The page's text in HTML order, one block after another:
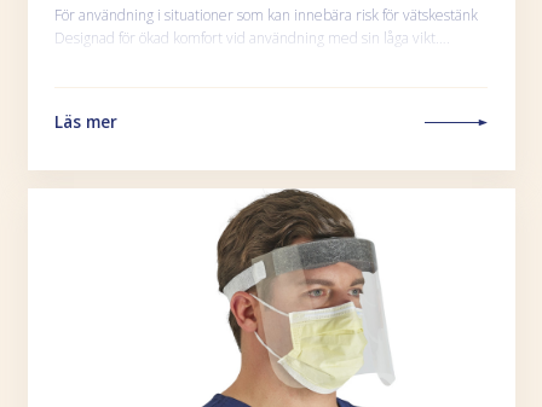
För användning i situationer som kan innebära risk för vätskestänk
Designad för ökad komfort vid användning med sin låga vikt….
Läs mer